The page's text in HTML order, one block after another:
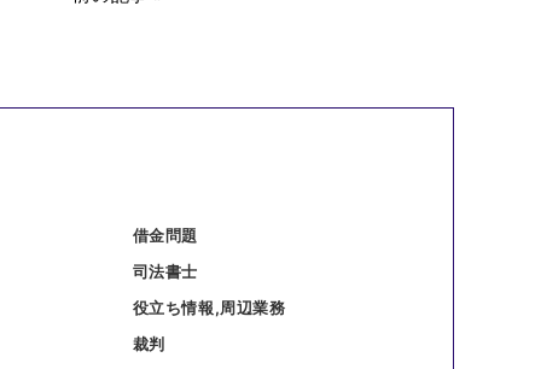
借金問題
司法書士
役立ち情報,周辺業務
裁判